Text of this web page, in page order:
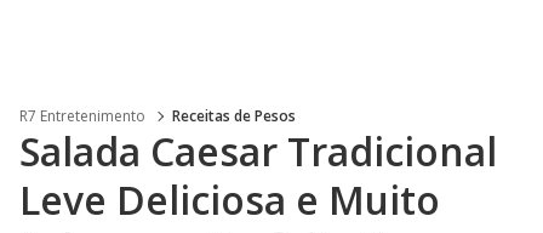
R7 Entretenimento Receitas de Pesos
Salada Caesar Tradicional
Leve Deliciosa e Muito